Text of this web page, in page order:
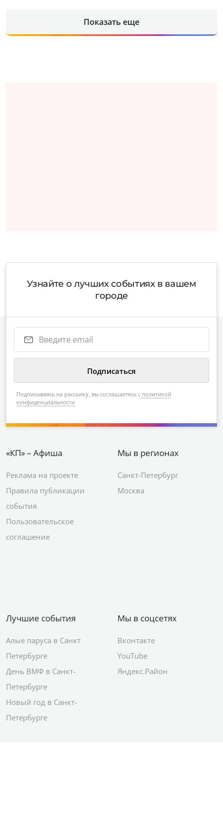
Показать еще
Узнайте о лучших событиях в вашем
городе
Подписываясь на рассылку, вы соглашаетесь с политикой
конфиденциальности
«КП» – Афиша
Реклама на проекте
Правила публикации
события
Пользовательское
соглашение
Мы в регионах
Санкт-Петербург
Москва
Лучшие события
Алые паруса в Санкт
Петербурге
День ВМФ в Санкт-
Петербурге
Новый год в Санкт-
Петербурге
Мы в соцсетях
Вконтакте
YouTube
Яндекс.Район